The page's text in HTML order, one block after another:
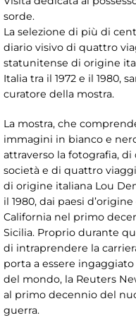
sorde.
La selezione di più di
diario visivo di quattro
statunitense di origine
Italia tra il 1972 e il 1980,
curatore della mostra.
La mostra, che
immagini in bianco e
attraverso la fotografia,
società e di quattro
di origine italiana Lou
il 1980, dai paesi
California nel primo
Sicilia. Proprio durante
di intraprendere la
porta a essere
del mondo, la Reuters
al primo decennio del
guerra.